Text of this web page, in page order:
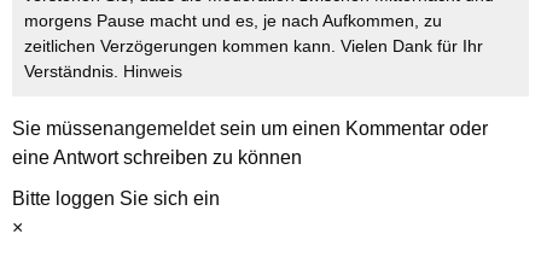
morgens Pause macht und es, je nach Aufkommen, zu
zeitlichen Verzögerungen kommen kann. Vielen Dank für Ihr
Verständnis. Hinweis
Sie müssenangemeldetsein um einen Kommentar oder
eine Antwort schreiben zu können
Bitte loggen Sie sich ein
×